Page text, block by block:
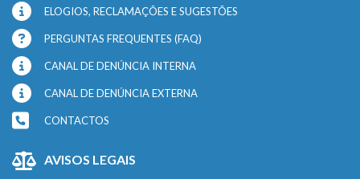
ELOGIOS, RECLAMAÇÕES E SUGESTÕES
PERGUNTAS FREQUENTES (FAQ)
CANAL DE DENÚNCIA INTERNA
CANAL DE DENÚNCIA EXTERNA
CONTACTOS
AVISOS LEGAIS